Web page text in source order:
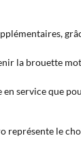
la brouette
service que
représente le